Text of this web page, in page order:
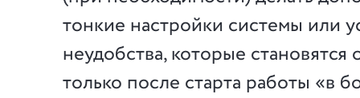
тонкие настройки системы или
неудобства, которые
только после старта работы «в